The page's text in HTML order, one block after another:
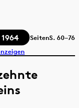
1964 SeitenS. 60–76